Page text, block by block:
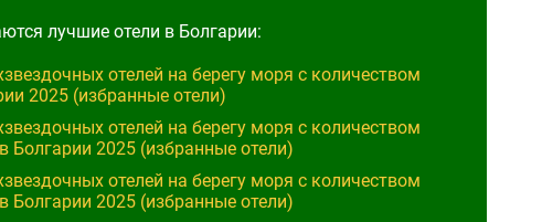
лучшие отели в Болгарии:
отелей на берегу моря с количеством
2025 (избранные отели)
отелей на берегу моря с количеством
Болгарии 2025 (избранные отели)
отелей на берегу моря с количеством
Болгарии 2025 (избранные отели)